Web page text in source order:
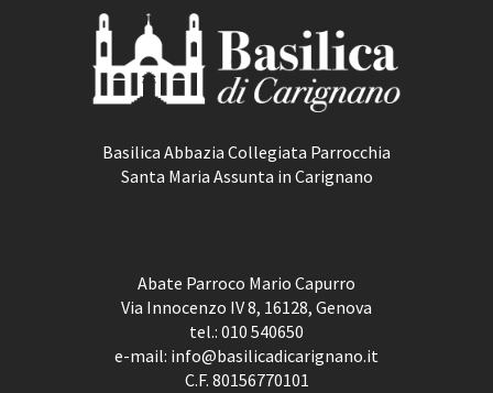
Basilica Abbazia Collegiata Parrocchia
Santa Maria Assunta in Carignano
Abate Parroco Mario Capurro
Via Innocenzo IV 8, 16128, Genova
tel.: 010 540650
e-mail: info@basilicadicarignano.it
C.F. 80156770101